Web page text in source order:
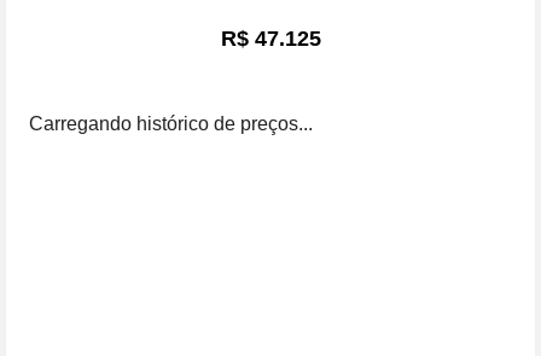
R$ 47.125
Carregando histórico de preços...